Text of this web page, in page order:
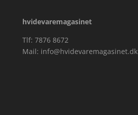
hvidevaremagasinet
Tlf: 7876 8672
Mail: info@hvidevaremagasinet.dk